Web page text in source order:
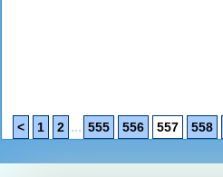
< 1 2 ... 555 556 557 558